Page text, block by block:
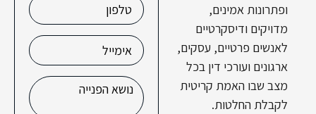
ופתרונות אמינים,
מדויקים ודיסקרטיים
לאנשים פרטיים, עסקים,
ארגונים ועורכי דין בכל
מצב שבו האמת קריטית
לקבלת החלטות.